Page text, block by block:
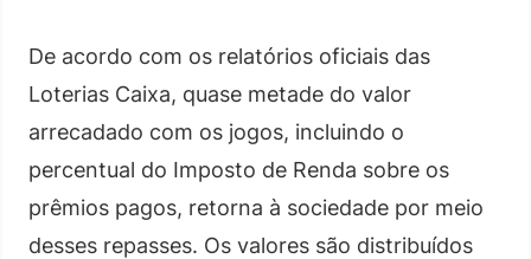
De acordo com os relatórios oficiais das
Loterias Caixa, quase metade do valor
arrecadado com os jogos, incluindo o
percentual do Imposto de Renda sobre os
prêmios pagos, retorna à sociedade por meio
desses repasses. Os valores são distribuídos